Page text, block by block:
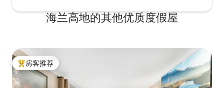
海兰高地的其他优质度假屋
热门「房客推荐」
房客推荐